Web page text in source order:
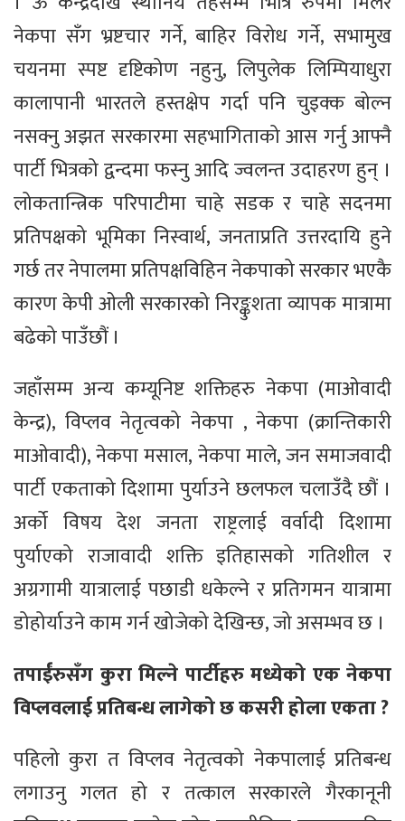
नेकपा सँग भ्रष्टचार गर्ने, बाहिर विरोध गर्ने, सभामुख
चयनमा स्पष्ट दृष्टिकोण नहुनु, लिपुलेक लिम्पियाधुरा
कालापानी भारतले हस्तक्षेप गर्दा पनि चुइक्क बोल्न
नसक्नु अझत सरकारमा सहभागिताको आस गर्नु आफ्नै
पार्टी भित्रको द्वन्दमा फस्नु आदि ज्वलन्त उदाहरण हुन् ।
लोकतान्त्रिक परिपाटीमा चाहे सडक र चाहे सदनमा
प्रतिपक्षको भूमिका निस्वार्थ, जनताप्रति उत्तरदायि हुने
गर्छ तर नेपालमा प्रतिपक्षविहिन नेकपाको सरकार भएकै
कारण केपी ओली सरकारको निरङ्कुशता व्यापक मात्रामा
बढेको पाउँछौं ।
जहाँसम्म अन्य कम्यूनिष्ट शक्तिहरु नेकपा (माओवादी
केन्द्र), विप्लव नेतृत्वको नेकपा , नेकपा (क्रान्तिकारी
माओवादी), नेकपा मसाल, नेकपा माले, जन समाजवादी
पार्टी एकताको दिशामा पुर्याउने छलफल चलाउँदै छौं ।
अर्को विषय देश जनता राष्ट्रलाई वर्वादी दिशामा
पुर्याएको राजावादी शक्ति इतिहासको गतिशील र
अग्रगामी यात्रालाई पछाडी धकेल्ने र प्रतिगमन यात्रामा
डोहोर्याउने काम गर्न खोजेको देखिन्छ, जो असम्भव छ ।
तपाईँरुसँग कुरा मिल्ने पार्टीहरु मध्येको एक नेकपा
विप्लवलाई प्रतिबन्ध लागेको छ कसरी होला एकता ?
पहिलो कुरा त विप्लव नेतृत्वको नेकपालाई प्रतिबन्ध
लगाउनु गलत हो र तत्काल सरकारले गैरकानूनी